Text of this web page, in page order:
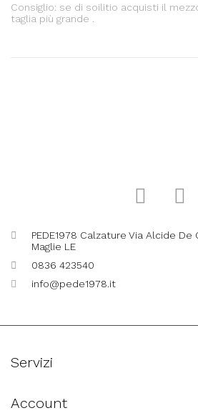
Consiglio: se di soilitio acquisti il
taglia più grande .
PEDE1978 Calzature Via Alcide De
Maglie LE
0836 423540
info@pede1978.it
Servizi
Account